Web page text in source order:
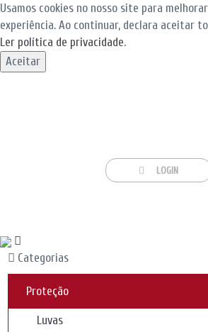
Usamos cookies no nosso site para
experiência. Ao continuar, declara aceitar
Ler política de privacidade.
Aceitar
LOGIN
Categorias
Proteção
Luvas